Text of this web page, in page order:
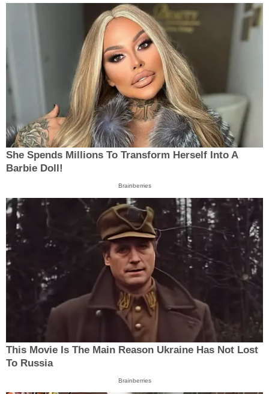
She Spends Millions To Transform Herself Into A
Barbie Doll!
Brainberries
This Movie Is The Main Reason Ukraine Has Not Lost
To Russia
Brainberries